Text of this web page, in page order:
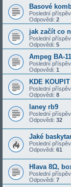
Basové
Poslední
Odpovědi: 2
jak začít co
Poslední
Odpovědi: 5
Ampeg BA-
Poslední
Odpovědi: 1
KDE
Poslední
Odpovědi: 8
laney rb9
Poslední
Odpovědi: 32
Jaké
Poslední
Odpovědi: 61
Hlava 8Ω,
Poslední
Odpovědi: 7